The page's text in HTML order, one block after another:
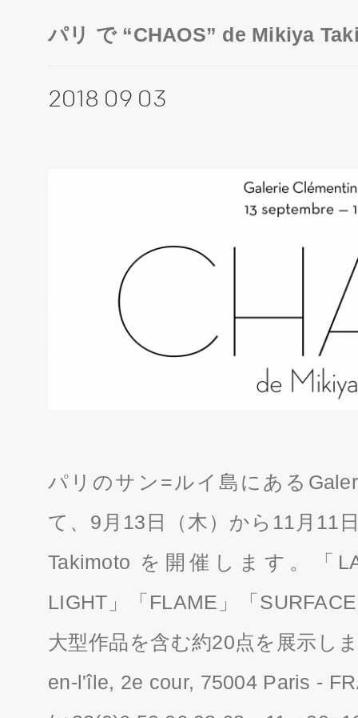
パリ で “CHAOS” de Mikiya
2018 09 03
パリのサン=ルイ島にある
て、9月13日（木）から11月11
Takimoto を開催します。「
LIGHT」「FLAME」「
大型作品を含む約20点を展示し
en-l'île, 2e cour, 75004 Paris -